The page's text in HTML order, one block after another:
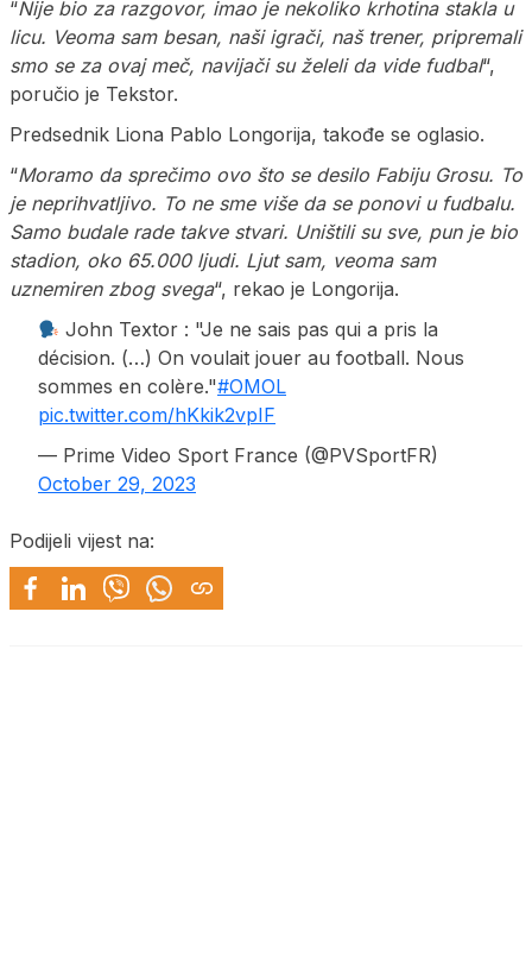
“Nije bio za razgovor, imao je nekoliko krhotina stakla u
licu. Veoma sam besan, naši igrači, naš trener, pripremali
smo se za ovaj meč, navijači su želeli da vide fudbal“,
poručio je Tekstor.
Predsednik Liona Pablo Longorija, takođe se oglasio.
“Moramo da sprečimo ovo što se desilo Fabiju Grosu. To
je neprihvatljivo. To ne sme više da se ponovi u fudbalu.
Samo budale rade takve stvari. Uništili su sve, pun je bio
stadion, oko 65.000 ljudi. Ljut sam, veoma sam
uznemiren zbog svega“, rekao je Longorija.
John Textor : "Je ne sais pas qui a pris la
décision. (…) On voulait jouer au football. Nous
sommes en colère."#OMOL
pic.twitter.com/hKkik2vpIF
— Prime Video Sport France (@PVSportFR)
October 29, 2023
Podijeli vijest na: